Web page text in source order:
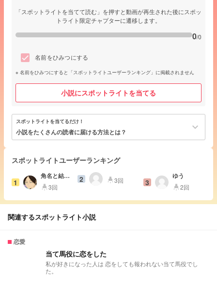
「スポットライトを当てて読む」を押すと動画が再生された後にスポッ
トライト限定チャプターに遷移します。
0/0
名前をひみつにする
名前をひみつにすると「スポットライトユーザーランキング」に掲載されません
小説にスポットライトを当てる
スポットライトを当てるだけ！
小説をたくさんの読者に届ける方法とは？ keyboard_arrow_down
スポットライトユーザーランキング
1
角名と結婚
したい ＠
無気力ちゃ
す。異論は
認めません
highlight3回
2 highlight3回 3
ゆう
highlight2回
関連するスポットライト小説
恋愛
当て馬役に恋をした
私が好きになった人は 恋をしても報われない当て馬役でし
た。